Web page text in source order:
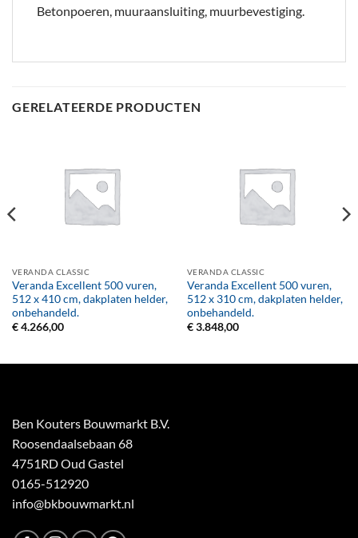
Betonpoeren, muuraansluiting, muurbevestiging.
GERELATEERDE PRODUCTEN
VERANDA CLASSIC
Veranda Excellent 500 vuren,
512 x 410 cm, dakplaten helder,
onbehandeld.
€4.266,00
VERANDA CLASSIC
Veranda Excellent 500 vuren,
512 x 310 cm, dakplaten helder,
onbehandeld.
€3.848,00
Ben Kouters Bouwmarkt B.V.
Roosendaalsebaan 68
4751RD Oud Gastel
0165-512920
info@bkbouwmarkt.nl